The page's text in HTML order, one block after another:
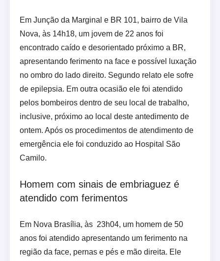
Em Junção da Marginal e BR 101, bairro de Vila
Nova, às 14h18, um jovem de 22 anos foi
encontrado caído e desorientado próximo a BR,
apresentando ferimento na face e possível luxação
no ombro do lado direito. Segundo relato ele sofre
de epilepsia. Em outra ocasião ele foi atendido
pelos bombeiros dentro de seu local de trabalho,
inclusive, próximo ao local deste antedimento de
ontem. Após os procedimentos de atendimento de
emergência ele foi conduzido ao Hospital São
Camilo.
Homem com sinais de embriaguez é
atendido com ferimentos
Em Nova Brasília, às 23h04, um homem de 50
anos foi atendido apresentando um ferimento na
região da face, pernas e pés e mão direita. Ele